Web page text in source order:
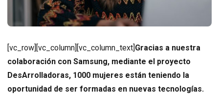
[vc_row][vc_column][vc_column_text]Gracias a nuestra
colaboración con Samsung, mediante el proyecto
DesArrolladoras, 1000 mujeres están teniendo la
oportunidad de ser formadas en nuevas tecnologías.